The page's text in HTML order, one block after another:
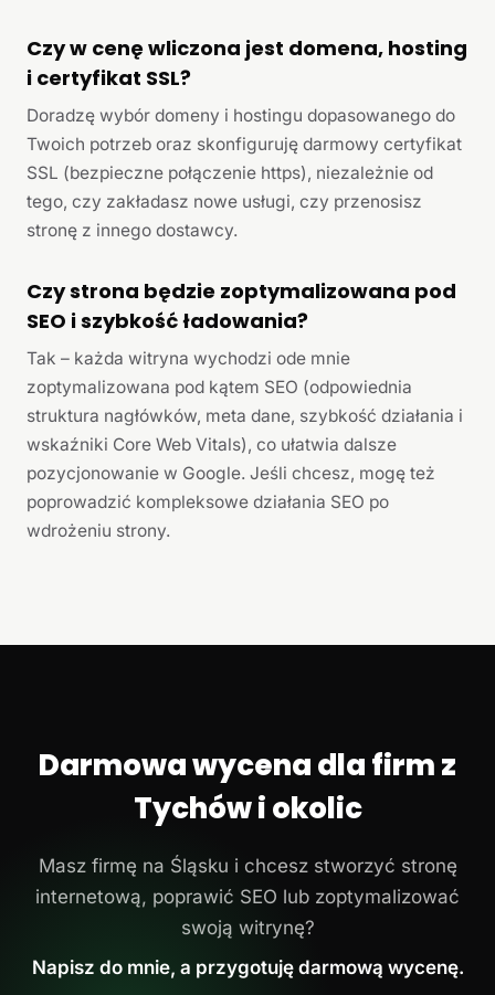
Czy w cenę wliczona jest domena, hosting
i certyfikat SSL?
Doradzę wybór domeny i hostingu dopasowanego do
Twoich potrzeb oraz skonfiguruję darmowy certyfikat
SSL (bezpieczne połączenie https), niezależnie od
tego, czy zakładasz nowe usługi, czy przenosisz
stronę z innego dostawcy.
Czy strona będzie zoptymalizowana pod
SEO i szybkość ładowania?
Tak – każda witryna wychodzi ode mnie
zoptymalizowana pod kątem SEO (odpowiednia
struktura nagłówków, meta dane, szybkość działania i
wskaźniki Core Web Vitals), co ułatwia dalsze
pozycjonowanie w Google. Jeśli chcesz, mogę też
poprowadzić kompleksowe działania SEO po
wdrożeniu strony.
Darmowa wycena dla firm z
Tychów i okolic
Masz firmę na Śląsku i chcesz stworzyć stronę
internetową, poprawić SEO lub zoptymalizować
swoją witrynę?
Napisz do mnie, a przygotuję darmową wycenę.